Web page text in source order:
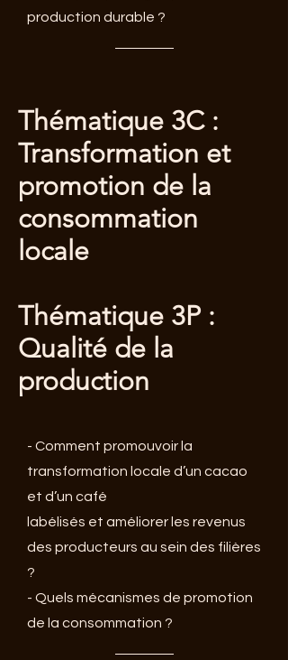
production durable ?
Thématique 3C :
Transformation et
promotion de la
consommation
locale
Thématique 3P :
Qualité de la
production
- Comment promouvoir la
transformation locale d’un cacao
et d’un café
labélisés et améliorer les revenus
des producteurs au sein des filières
?
- Quels mécanismes de promotion
de la consommation ?